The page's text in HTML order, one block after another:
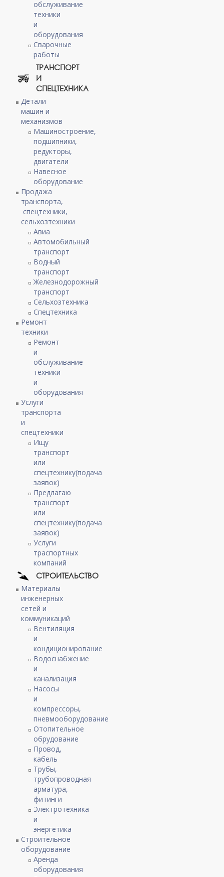
обслуживание
техники
и
оборудования
Сварочные
работы
ТРАНСПОРТ
И
СПЕЦТЕХНИКА
Детали
машин и
механизмов
Машиностроение,
подшипники,
редукторы,
двигатели
Навесное
оборудование
Продажа
транспорта,
спецтехники,
сельхозтехники
Авиа
Автомобильный
транспорт
Водный
транспорт
Железнодорожный
транспорт
Сельхозтехника
Спецтехника
Ремонт
техники
Ремонт
и
обслуживание
техники
и
оборудования
Услуги
транспорта
и
спецтехники
Ищу
транспорт
или
спецтехнику(подача
заявок)
Предлагаю
транспорт
или
спецтехнику(подача
заявок)
Услуги
траспортных
компаний
СТРОИТЕЛЬСТВО
Материалы
инженерных
сетей и
коммуникаций
Вентиляция
и
кондиционирование
Водоснабжение
и
канализация
Насосы
и
компрессоры,
пневмооборудование
Отопительное
обрудование
Провод,
кабель
Трубы,
трубопроводная
арматура,
фитинги
Электротехника
и
энергетика
Строительное
оборудование
Аренда
оборудования